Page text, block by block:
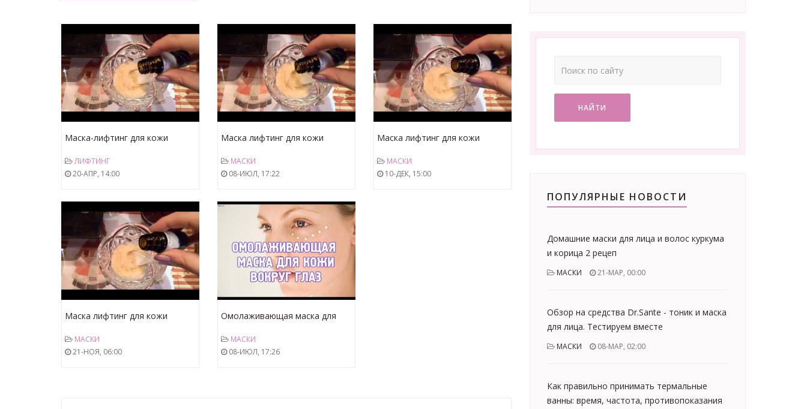
Маска-лифтинг для кожи
ЛИФТИНГ
20-АПР, 14:00
Маска лифтинг для кожи
МАСКИ
08-ИЮЛ, 17:22
Маска лифтинг для кожи
МАСКИ
10-ДЕК, 15:00
Маска лифтинг для кожи
МАСКИ
21-НОЯ, 06:00
Омолаживающая маска для
МАСКИ
08-ИЮЛ, 17:26
НАЙТИ
ПОПУЛЯРНЫЕ НОВОСТИ
Домашние маски для лица и волос куркума
и корица 2 рецеп
МАСКИ 21-МАР, 00:00
Обзор на средства Dr.Sante - тоник и маска
для лица. Тестируем вместе
МАСКИ 08-МАР, 02:00
Как правильно принимать термальные
ванны: время, частота, противопоказания